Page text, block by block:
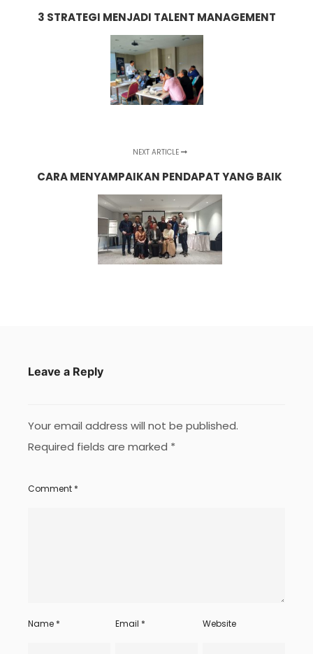
3 STRATEGI MENJADI TALENT MANAGEMENT
NEXT ARTICLE
CARA MENYAMPAIKAN PENDAPAT YANG BAIK
Leave a Reply
Your email address will not be published.
Required fields are marked *
Comment *
Name * Email * Website